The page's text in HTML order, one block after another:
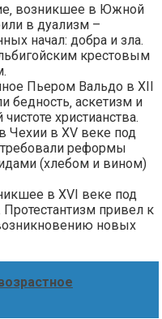
возникшее в Южной
в дуализм –
начал: добра и зла.
крестовым
Пьером Вальдо в XII
бедность‚ аскетизм и
христианства.
Чехии в XV веке под
требовали реформы
(хлебом и вином)
в XVI веке под
привел к
новых